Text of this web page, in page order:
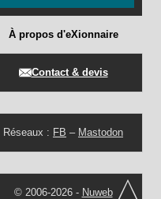
À propos d'eXionnaire
Contact & devis
Réseaux : FB – Mastodon
© 2006-2026 - Nuweb